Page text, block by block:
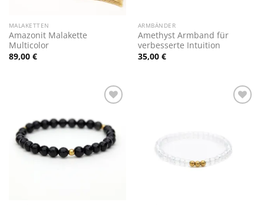
MALAKETTEN
Amazonit Malakette
Multicolor
89,00 €
ARMBÄNDER
Amethyst Armband für
verbesserte Intuition
35,00 €
Wunschliste
hinzufügen